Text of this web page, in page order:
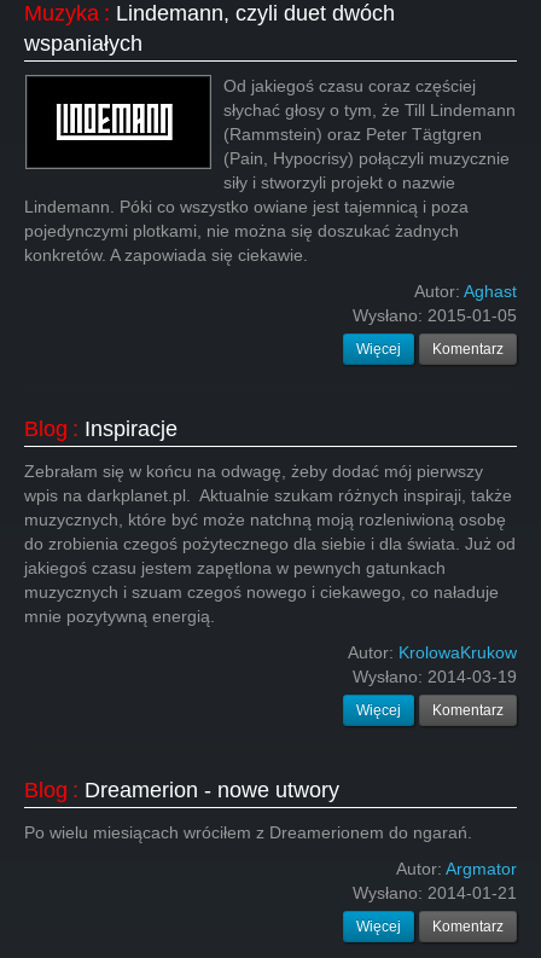
Muzyka : Lindemann, czyli duet dwóch
wspaniałych
Od jakiegoś czasu coraz częściej
słychać głosy o tym, że Till Lindemann
(Rammstein) oraz Peter Tägtgren
(Pain, Hypocrisy) połączyli muzycznie
siły i stworzyli projekt o nazwie
Lindemann. Póki co wszystko owiane jest tajemnicą i poza
pojedynczymi plotkami, nie można się doszukać żadnych
konkretów. A zapowiada się ciekawie.
Autor: Aghast
Wysłano: 2015-01-05
Więcej Komentarz
Blog : Inspiracje
Zebrałam się w końcu na odwagę, żeby dodać mój pierwszy
wpis na darkplanet.pl. Aktualnie szukam różnych inspiraji, także
muzycznych, które być może natchną moją rozleniwioną osobę
do zrobienia czegoś pożytecznego dla siebie i dla świata. Już od
jakiegoś czasu jestem zapętlona w pewnych gatunkach
muzycznych i szuam czegoś nowego i ciekawego, co naładuje
mnie pozytywną energią.
Autor: KrolowaKrukow
Wysłano: 2014-03-19
Więcej Komentarz
Blog : Dreamerion - nowe utwory
Po wielu miesiącach wróciłem z Dreamerionem do ngarań.
Autor: Argmator
Wysłano: 2014-01-21
Więcej Komentarz